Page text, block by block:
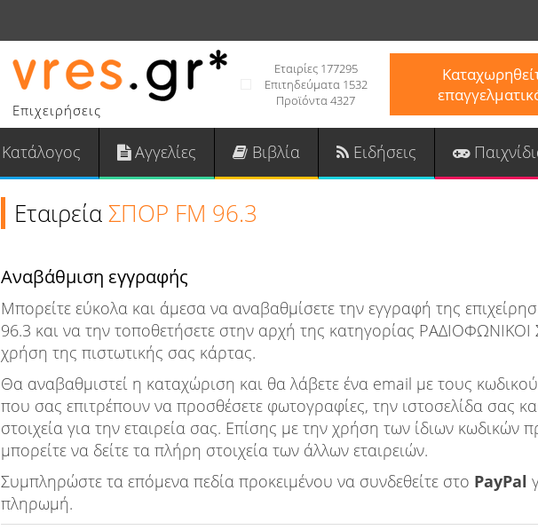
Επιχειρήσεις
Εταιρίες 177295
Επιτηδεύματα 1532
Προϊόντα 4327
Κατάλογος Αγγελίες Βιβλία Ειδήσεις
ΕταιρείαΣΠΟΡ FM 96.3
Αναβάθμιση εγγραφής
Μπορείτε εύκολα και άμεσα να αναβαθμίσετε την εγγραφή της
96.3 και να την τοποθετήσετε στην αρχή της κατηγορίας
χρήση της πιστωτικής σας κάρτας.
Θα αναβαθμιστεί η καταχώριση και θα λάβετε ένα email με τους
που σας επιτρέπουν να προσθέσετε φωτογραφίες, την ιστοσελίδα σας
στοιχεία για την εταιρεία σας. Επίσης με την χρήση των ίδιων κωδικών
μπορείτε να δείτε τα πλήρη στοιχεία των άλλων εταιρειών.
Συμπληρώστε τα επόμενα πεδία προκειμένου να συνδεθείτε στο PayPal
πληρωμή.